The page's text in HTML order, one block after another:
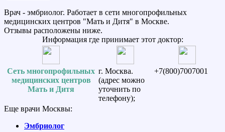
Врач - эмбриолог. Работает в сети многопрофильных
медицинских центров "Мать и Дитя" в Москве.
Отзывы расположены ниже.
Информация где принимает этот доктор:
Сеть многопрофильных
медицинских центров
Мать и Дитя
г. Москва.
(адрес можно
уточнить по
телефону);
+7(800)7007001
Еще врачи Москвы:
Эмбриолог